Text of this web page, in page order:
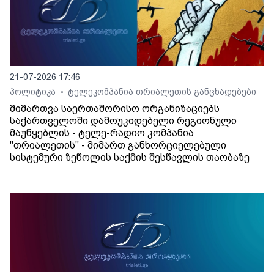
21-07-2026 17:46
პოლიტიკა
• ტელეკომპანია თრიალეთის განცხადებები
მიმართვა საერთაშორისო ორგანიზაციებს
საქართველოში დამოუკიდებელი რეგიონული
მაუწყებლის - ტელე-რადიო კომპანია
"თრიალეთის" - მიმართ განხორციელებული
სისტემური ზეწოლის საქმის შესწავლის თაობაზე